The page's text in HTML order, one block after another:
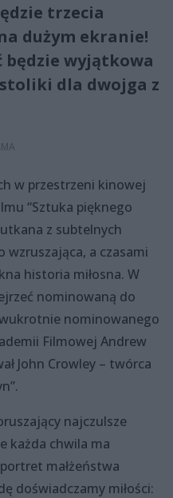
trzecia
dużym ekranie!
będzie wyjątkowa
dla dwojga z
w przestrzeni kinowej
“Sztuka pięknego
z subtelnych
wzruszająca, a czasami
historia miłosna. W
nominowaną do
nominowanego
Filmowej Andrew
John Crowley – twórca
najczulsze
każda chwila ma
małżeństwa
doświadczamy miłości: